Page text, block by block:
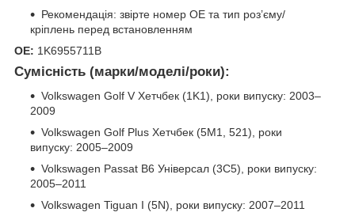
Рекомендація: звірте номер OE та тип роз’єму/
кріплень перед встановленням
OE: 1K6955711B
Сумісність (марки/моделі/роки):
Volkswagen Golf V Хетчбек (1K1), роки випуску: 2003–
2009
Volkswagen Golf Plus Хетчбек (5M1, 521), роки
випуску: 2005–2009
Volkswagen Passat B6 Універсал (3C5), роки випуску:
2005–2011
Volkswagen Tiguan I (5N), роки випуску: 2007–2011